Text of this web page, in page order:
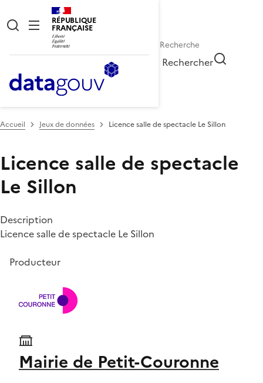
RÉPUBLIQUE
FRANÇAISE
Rechercher
Accueil Jeux de données Licence salle de spectacle Le Sillon
Licence salle de spectacle
Le Sillon
Description
Licence salle de spectacle Le Sillon
Producteur
Mairie de Petit-Couronne